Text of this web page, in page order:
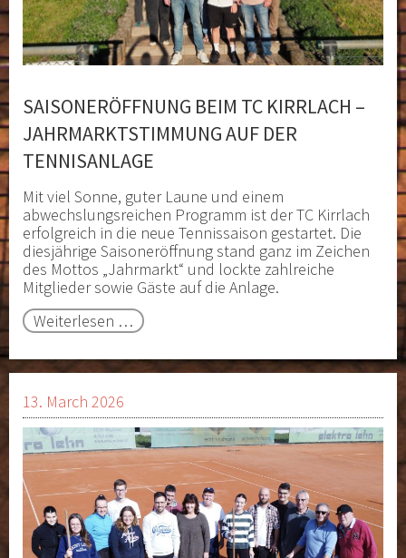
SAISONERÖFFNUNG BEIM TC KIRRLACH –
JAHRMARKTSTIMMUNG AUF DER
TENNISANLAGE
Mit viel Sonne, guter Laune und einem
abwechslungsreichen Programm ist der TC Kirrlach
erfolgreich in die neue Tennissaison gestartet. Die
diesjährige Saisoneröffnung stand ganz im Zeichen
des Mottos „Jahrmarkt“ und lockte zahlreiche
Mitglieder sowie Gäste auf die Anlage.
Weiterlesen … Saisoneröffnung
TC
Jahrmarktstimmung
auf
der
Tennisanlage
13. March 2026